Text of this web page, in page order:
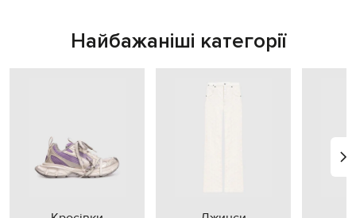
Найбажаніші категорії